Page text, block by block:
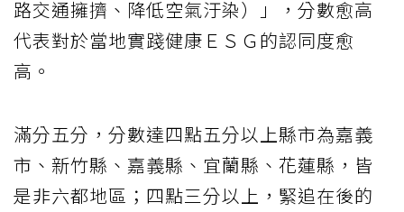
路交通擁擠、降低空氣汙染）」，分數愈高
代表對於當地實踐健康ＥＳＧ的認同度愈
高。
滿分五分，分數達四點五分以上縣市為嘉義
市、新竹縣、嘉義縣、宜蘭縣、花蓮縣，皆
是非六都地區；四點三分以上，緊追在後的